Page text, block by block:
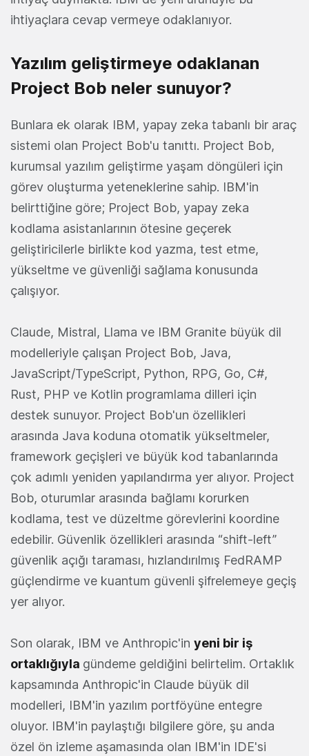
ihtiyaçlara cevap vermeye odaklanıyor.
Yazılım geliştirmeye odaklanan
Project Bob neler sunuyor?
Bunlara ek olarak IBM, yapay zeka tabanlı bir araç
sistemi olan Project Bob'u tanıttı. Project Bob,
kurumsal yazılım geliştirme yaşam döngüleri için
görev oluşturma yeteneklerine sahip. IBM'in
belirttiğine göre; Project Bob, yapay zeka
kodlama asistanlarının ötesine geçerek
geliştiricilerle birlikte kod yazma, test etme,
yükseltme ve güvenliği sağlama konusunda
çalışıyor.
Claude, Mistral, Llama ve IBM Granite büyük dil
modelleriyle çalışan Project Bob, Java,
JavaScript/TypeScript, Python, RPG, Go, C#,
Rust, PHP ve Kotlin programlama dilleri için
destek sunuyor. Project Bob'un özellikleri
arasında Java koduna otomatik yükseltmeler,
framework geçişleri ve büyük kod tabanlarında
çok adımlı yeniden yapılandırma yer alıyor. Project
Bob, oturumlar arasında bağlamı korurken
kodlama, test ve düzeltme görevlerini koordine
edebilir. Güvenlik özellikleri arasında “shift-left”
güvenlik açığı taraması, hızlandırılmış FedRAMP
güçlendirme ve kuantum güvenli şifrelemeye geçiş
yer alıyor.
Son olarak, IBM ve Anthropic'in yeni bir iş
ortaklığıyla gündeme geldiğini belirtelim. Ortaklık
kapsamında Anthropic'in Claude büyük dil
modelleri, IBM'in yazılım portföyüne entegre
oluyor. IBM'in paylaştığı bilgilere göre, şu anda
özel ön izleme aşamasında olan IBM'in IDE'si